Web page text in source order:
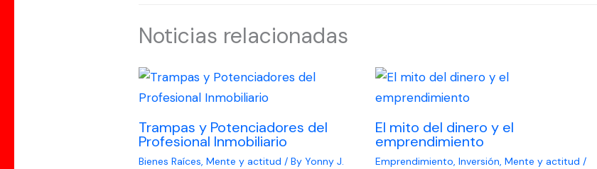
Noticias relacionadas
Trampas y Potenciadores del
Profesional Inmobiliario
Bienes Raíces, Mente y actitud / By Yonny J.
El mito del dinero y el
emprendimiento
Emprendimiento, Inversión, Mente y actitud /